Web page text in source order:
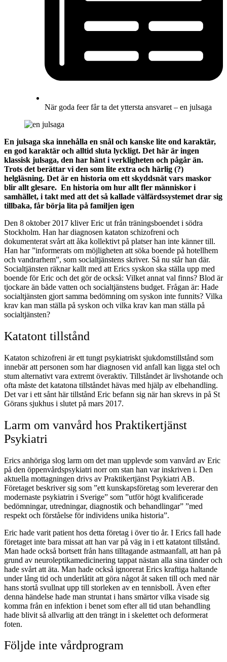
När goda feer får ta det yttersta ansvaret – en julsaga
En julsaga ska innehålla en snål och kanske lite ond karaktär,
en god karaktär och alltid sluta lyckligt. Det här är ingen
klassisk julsaga, den har hänt i verkligheten och pågår än.
Trots det berättar vi den som lite extra och härlig (?)
helgläsning. Det är en historia om ett skyddsnät vars maskor
blir allt glesare. En historia om hur allt fler människor i
samhället, i takt med att det så kallade välfärdssystemet drar sig
tillbaka, får börja lita på familjen igen
Den 8 oktober 2017 kliver Eric ut från träningsboendet i södra
Stockholm. Han har diagnosen kataton schizofreni och
dokumenterat svårt att åka kollektivt på platser han inte känner till.
Han har ”informerats om möjligheten att söka boende på hotellhem
och vandrarhem”, som socialtjänstens skriver. Så nu står han där.
Socialtjänsten räknar kallt med att Erics syskon ska ställa upp med
boende för Eric och det gör de också: Vilket annat val finns? Blod är
tjockare än både vatten och socialtjänstens budget. Frågan är: Hade
socialtjänsten gjort samma bedömning om syskon inte funnits? Vilka
krav kan man ställa på syskon och vilka krav kan man ställa på
socialtjänsten?
Katatont tillstånd
Kataton schizofreni är ett tungt psykiatriskt sjukdomstillstånd som
innebär att personen som har diagnosen vid anfall kan ligga stel och
stum alternativt vara extremt överaktiv. Tillståndet är livshotande och
ofta måste det katatona tillståndet hävas med hjälp av elbehandling.
Det var i ett sånt här tillstånd Eric befann sig när han skrevs in på St
Görans sjukhus i slutet på mars 2017.
Larm om vanvård hos Praktikertjänst
Psykiatri
Erics anhöriga slog larm om det man upplevde som vanvård av Eric
på den öppenvårdspsykiatri norr om stan han var inskriven i. Den
aktuella mottagningen drivs av Praktikertjänst Psykiatri AB.
Företaget beskriver sig som ”ett kunskapsföretag som levererar den
modernaste psykiatrin i Sverige” som ”utför högt kvalificerade
bedömningar, utredningar, diagnostik och behandlingar” ”med
respekt och förståelse för individens unika historia”.
Eric hade varit patient hos detta företag i över tio år. I Erics fall hade
företaget inte bara missat att han var på väg in i ett katatont tillstånd.
Man hade också bortsett från hans tilltagande astmaanfall, att han på
grund av neuroleptikamedicinering tappat nästan alla sina tänder och
hade svårt att äta. Man hade också ignorerat Erics kraftiga haltande
under lång tid och underlåtit att göra något åt saken till och med när
hans stortå svullnat upp till storleken av en tennisboll. Även efter
denna händelse hade man struntat i hans smärtor vilka visade sig
komma från en infektion i benet som efter all tid utan behandling
hade blivit så allvarlig att den trängt in i skelettet och deformerat
foten.
Följde inte vårdprogram